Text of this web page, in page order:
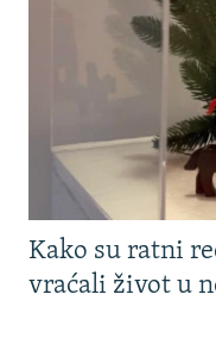
Kako su ratni
vraćali život u